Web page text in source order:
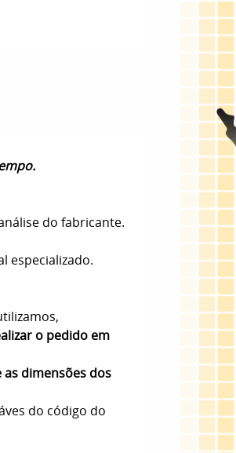
do fabricante.
especializado.
o pedido em
dimensões dos
do código do